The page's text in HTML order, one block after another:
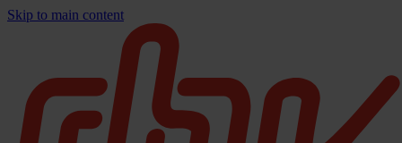
Skip to main content